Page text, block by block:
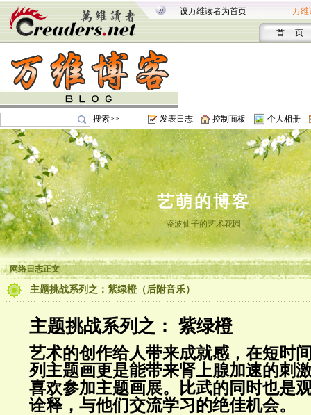
设万维读者为首页 万维
首 页
搜索>> 发表日志 控制面板 个人相册
艺萌的博客
凌波仙子的艺术花园
网络日志正文
主题挑战系列之：紫绿橙（后附音乐）
主题挑战系列之： 紫绿橙
艺术的创作给人带来成就感，在短时
列主题画更是能带来肾上腺加速的刺
喜欢参加主题画展。比武的同时也是
诠释，与他们交流学习的绝佳机会。